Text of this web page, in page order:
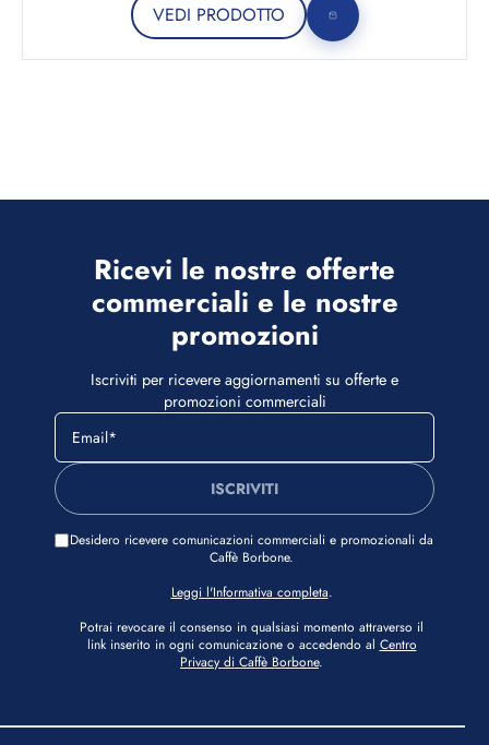
VEDI PRODOTTO
Ricevi le nostre offerte
commerciali e le nostre
promozioni
Iscriviti per ricevere aggiornamenti su offerte e
promozioni commerciali
ISCRIVITI
Desidero ricevere comunicazioni commerciali e promozionali da
Caffè Borbone.
Leggi l'Informativa completa.
Potrai revocare il consenso in qualsiasi momento attraverso il
link inserito in ogni comunicazione o accedendo al Centro
Privacy di Caffè Borbone.